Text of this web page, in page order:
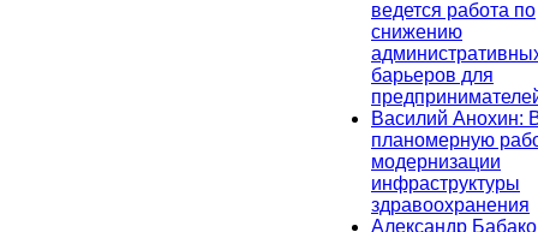
ведется работа по
снижению
барьеров для
Василий Анохин:
планомерную
модернизации
инфраструктуры
здравоохранения
Александр